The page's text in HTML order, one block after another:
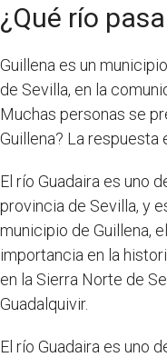
¿Qué río
Guillena es un
de Sevilla, en la
Muchas personas se
Guillena? La respuesta
El río Guadaira es uno
provincia de Sevilla, y
municipio de Guillena,
importancia en la
en la Sierra Norte de
Guadalquivir.
El río Guadaira es uno